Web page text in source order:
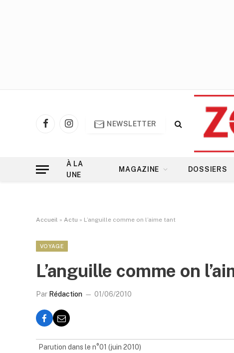
FacebookInstagram
NEWSLETTER
À LA
UNE
MAGAZINE DOSSIERS
Accueil » Actu » L’anguille comme on l’aime tant
VOYAGE
L’anguille comme on
Par Rédaction 01/06/2010
Parution dans le n°01 (juin 2010)